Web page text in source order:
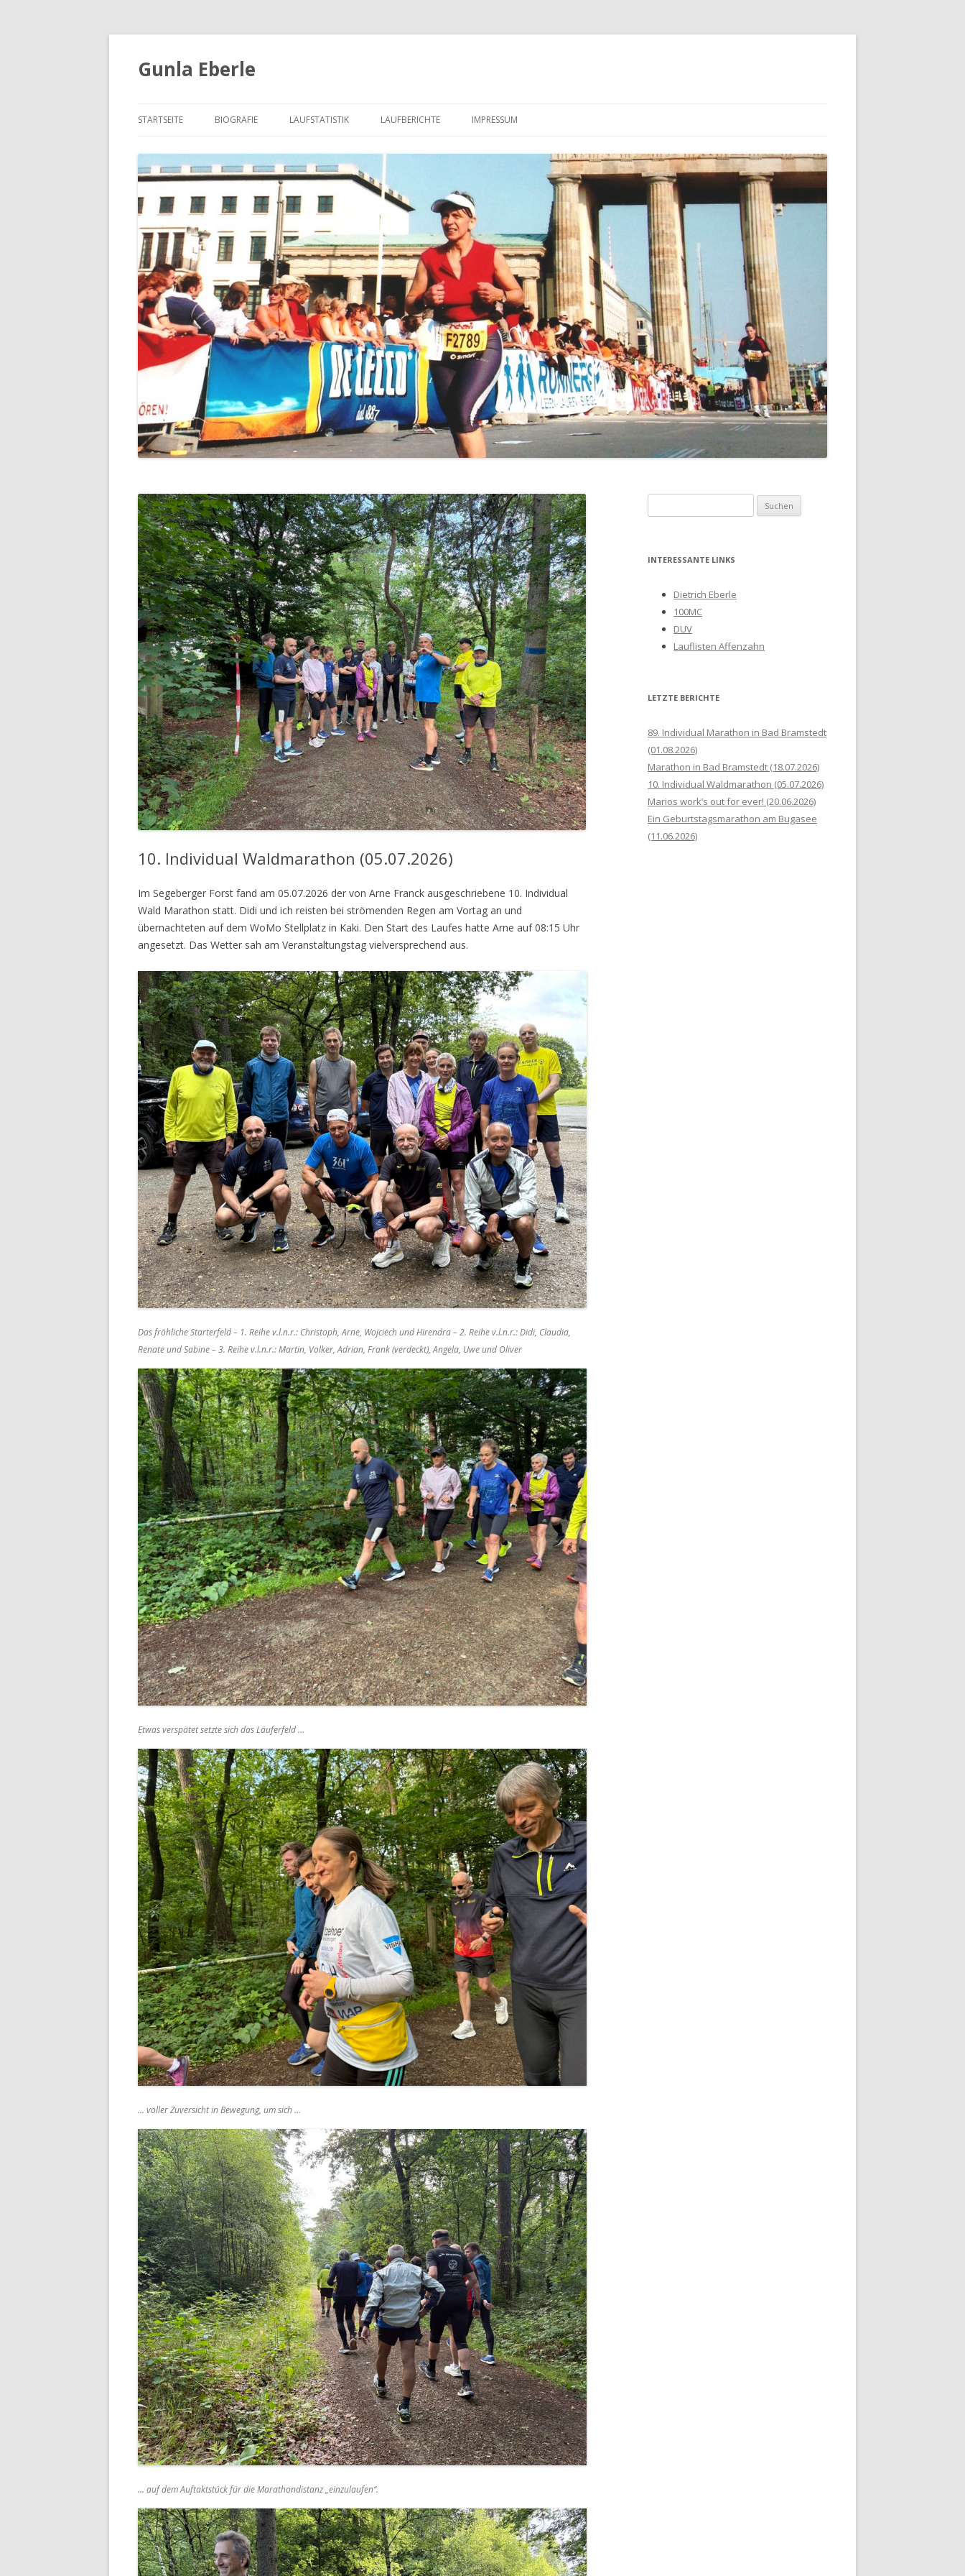
Gunla Eberle
Inhalt
STARTSEITE BIOGRAFIE LAUFSTATISTIK LAUFBERICHTE IMPRESSUM
10. Individual Waldmarathon (05.07.2026)
Im Segeberger Forst fand am 05.07.2026 der von Arne Franck ausgeschriebene 10. Individual
Wald Marathon statt. Didi und ich reisten bei strömenden Regen am Vortag an und
übernachteten auf dem WoMo Stellplatz in Kaki. Den Start des Laufes hatte Arne auf 08:15 Uhr
angesetzt. Das Wetter sah am Veranstaltungstag vielversprechend aus.
Das fröhliche Starterfeld – 1. Reihe v.l.n.r.: Christoph, Arne, Wojciech und Hirendra – 2. Reihe v.l.n.r.: Didi, Claudia,
Renate und Sabine – 3. Reihe v.l.n.r.: Martin, Volker, Adrian, Frank (verdeckt), Angela, Uwe und Oliver
Etwas verspätet setzte sich das Läuferfeld …
… voller Zuversicht in Bewegung, um sich …
… auf dem Auftaktstück für die Marathondistanz „einzulaufen“.
nach:
INTERESSANTE LINKS
Dietrich Eberle
100MC
DUV
Lauflisten Affenzahn
LETZTE BERICHTE
89. Individual Marathon in Bad Bramstedt
(01.08.2026)
Marathon in Bad Bramstedt (18.07.2026)
10. Individual Waldmarathon (05.07.2026)
Marios work’s out for ever! (20.06.2026)
Ein Geburtstagsmarathon am Bugasee
(11.06.2026)